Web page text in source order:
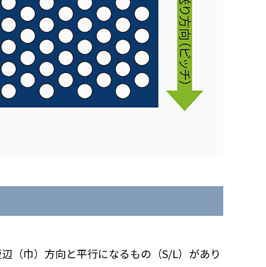
（巾）方向と平行になるもの（S/L）があり